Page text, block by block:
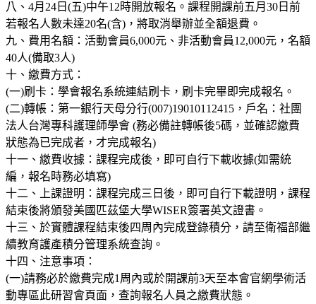
八、4月24日(五)中午12時開放報名。課程開課前五月30日前
若報名人數未達20名(含)，將取消舉辦並全額退費。
九、費用名額：活動會員6,000元、非活動會員12,000元，名額
40人(備取3人)
十、繳費方式：
(一)刷卡：學會報名系統連結刷卡，刷卡完畢即完成報名。
(二)轉帳：第一銀行天母分行(007)19010112415，戶名：社團
法人台灣專科護理師學會 (務必備註轉帳後5碼，並確認繳費
狀態為已完成者，才完成報名)
十一、繳費收據：課程完成後，即可自行下載收據(如需統
編，報名時務必填寫)
十二、上課證明：課程完成三日後，即可自行下載證明，課程
結束後將頒發美國匹茲堡大學WISER簽署英文證書。
十三、於實體課程結束後四周內完成登錄積分，請至衛福部繼
續教育護產積分管理系統查詢。
十四、注意事項：
(一)請務必於繳費完成1周內或於開課前3天至本會官網學術活
動專區此研習會頁面，查詢報名人員之繳費狀態。